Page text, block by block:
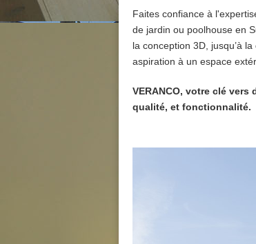
Faites confiance à
de jardin ou poolhouse en
la conception 3D, jusqu’à
aspiration à un espace
VERANCO, votre clé
qualité, et fonctionnalité.